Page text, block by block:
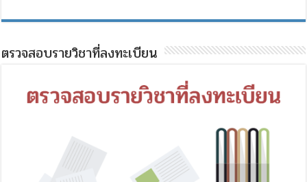
ตรวจสอบรายวิชาที่ลงทะเบียน